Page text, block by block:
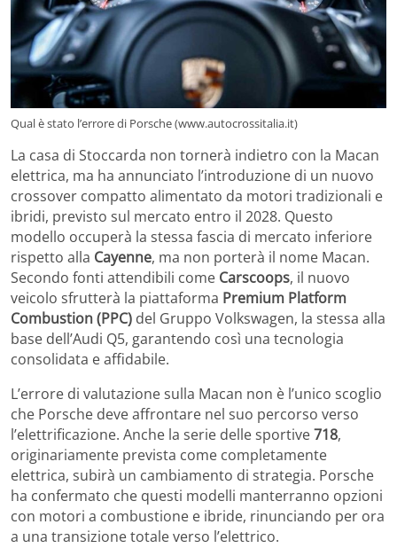
Qual è stato l’errore di Porsche (www.autocrossitalia.it)
La casa di Stoccarda non tornerà indietro con la Macan
elettrica, ma ha annunciato l’introduzione di un nuovo
crossover compatto alimentato da motori tradizionali e
ibridi, previsto sul mercato entro il 2028. Questo
modello occuperà la stessa fascia di mercato inferiore
rispetto alla Cayenne, ma non porterà il nome Macan.
Secondo fonti attendibili come Carscoops, il nuovo
veicolo sfrutterà la piattaforma Premium Platform
Combustion (PPC) del Gruppo Volkswagen, la stessa alla
base dell’Audi Q5, garantendo così una tecnologia
consolidata e affidabile.
L’errore di valutazione sulla Macan non è l’unico scoglio
che Porsche deve affrontare nel suo percorso verso
l’elettrificazione. Anche la serie delle sportive718,
originariamente prevista come completamente
elettrica, subirà un cambiamento di strategia. Porsche
ha confermato che questi modelli manterranno opzioni
con motori a combustione e ibride, rinunciando per ora
a una transizione totale verso l’elettrico.